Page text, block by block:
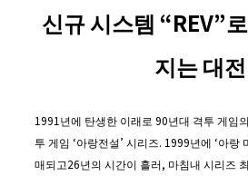
신규 시스템 “REV”
지는 대전
1991년에 탄생한 이래로 90년대 격투 게임
투 게임 ‘아랑전설’ 시리즈. 1999년에 ‘아랑
매되고26년의 시간이 흘러, 마침내 시리즈